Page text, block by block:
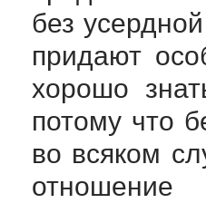
без
придают
хорошо
потому что
во всяком